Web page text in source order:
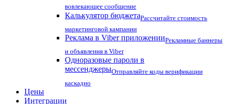
вовлекающее сообщение
Калькулятор бюджетаРассчитайте стоимость
маркетинговой кампании
Реклама в Viber приложенииРекламные баннеры
и объявления в Viber
Одноразовые пароли в
мессенджерыОтправляйте коды верификации
каскадно
Цены
Интеграции